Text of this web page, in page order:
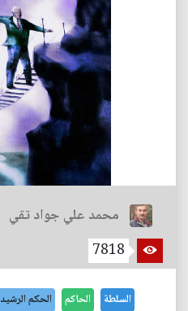
محمد علي جواد تقي
7818
السلطة الحاكم الحكم الرشيد